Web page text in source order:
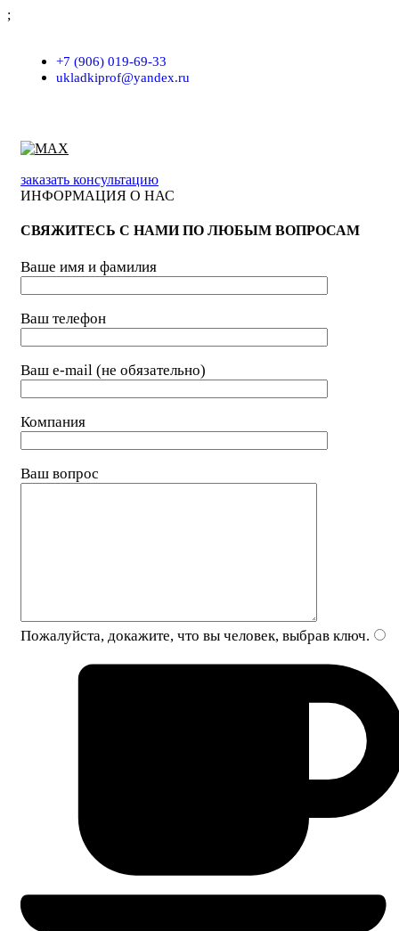
;
+7 (906) 019-69-33
ukladkiprof@yandex.ru
заказать консультацию
ИНФОРМАЦИЯ О НАС
СВЯЖИТЕСЬ С НАМИ ПО ЛЮБЫМ ВОПРОСАМ
Ваше имя и фамилия
Ваш телефон
Ваш e-mail (не обязательно)
Компания
Ваш вопрос
Пожалуйста, докажите, что вы человек, выбрав ключ.